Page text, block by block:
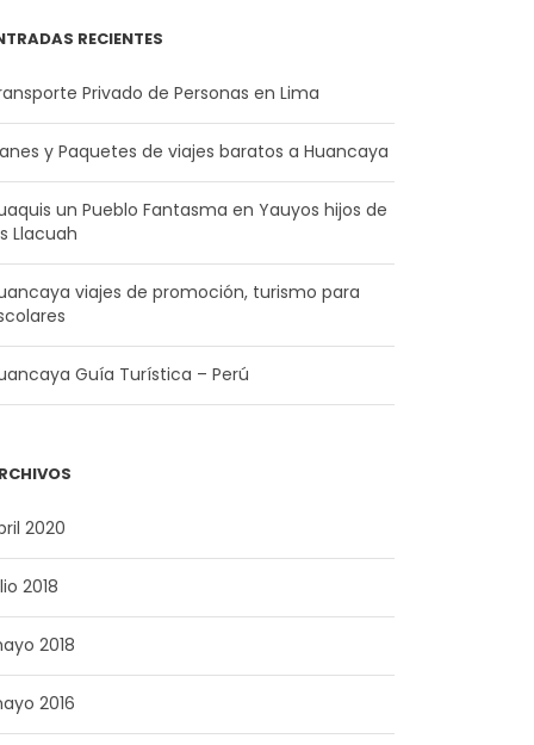
RECIENTES
Privado de Personas en Lima
y Paquetes de viajes baratos a Huancaya
un Pueblo Fantasma en Yauyos hijos de
Llacuah
viajes de promoción, turismo para
Guía Turística – Perú
2020
2018
2018
2016